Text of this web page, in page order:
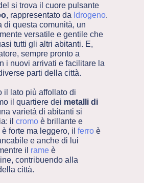
si trova il cuore pulsante
, rappresentato da Idrogeno.
di questa comunità, un
versatile e gentile che
tutti gli altri abitanti. E,
sempre pronto a
i nuovi arrivati e facilitare la
parti della città.
il lato più affollato di
il quartiere dei metalli di
varietà di abitanti si
il cromoè brillante e
è forte ma leggero, il ferroè
e anche di lui
il rameè
contribuendo alla
città.